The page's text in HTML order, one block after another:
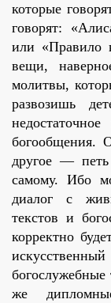
которые
говорят:
или «Правило
вещи,
молитвы,
развозишь
богообщения.
другое —
самому. Ибо
диалог с
текстов и
корректно
богослужебные
же